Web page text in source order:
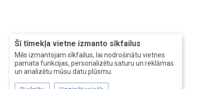
Šī tīmekļa vietne izmanto sīkfailus
Mēs izmantojam sīkfailus, lai nodrošinātu vietnes
pamata funkcijas, personalizētu saturu un reklāmas
un analizētu mūsu datu plūsmu.